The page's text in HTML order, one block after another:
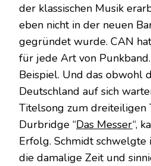
der klassischen Musik
eben nicht in der neuen
gegründet wurde. CAN
für jede Art von
Beispiel. Und das obwohl
Deutschland auf sich
Titelsong zum dreiteiligen
Durbridge “Das Messer“,
Erfolg. Schmidt schwelgte
die damalige Zeit und